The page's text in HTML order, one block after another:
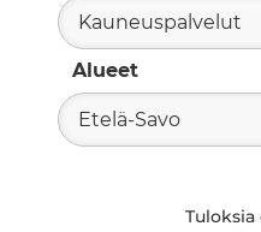
Kauneuspalvelut
Alueet
Etelä-Savo